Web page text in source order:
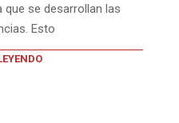
se desarrollan las
Esto